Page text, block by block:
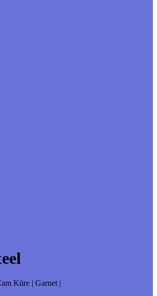
Küre | Garnet |